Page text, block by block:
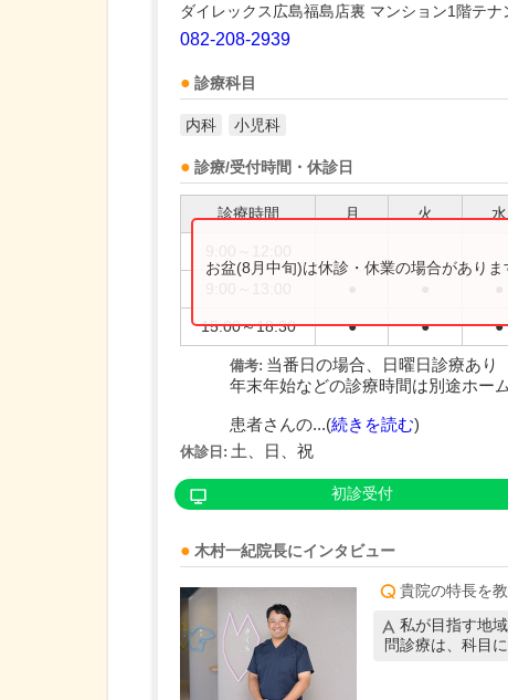
ダイレックス広島福島店裏 マンション1階テナ
082-208-2939
診療科目
内科 小児科
診療/受付時間・休診日
診療時間 月 火 水
15:00～18:30 ● ● ●
お盆(8月中旬)は休診・休業の場合があり
備考: 当番日の場合、日曜日診療あり
年末年始などの診療時間は別途ホー
患者さんの...(続きを読む)
休診日: 土、日、祝
初診受付
木村一紀院長にインタビュー
貴院の特長を
私が目指す地
問診療は、科目